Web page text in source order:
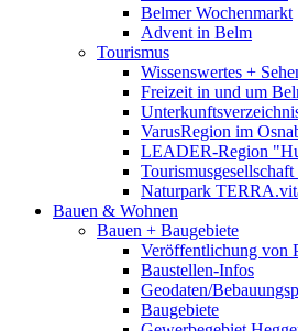
Belmer Wochenmarkt
Advent in Belm
Tourismus
Wissenswertes +
Freizeit in und um
VarusRegion im
LEADER-Region
Naturpark
Bauen & Wohnen
Bauen + Baugebiete
Veröffentlichung von
Baustellen-Infos
Geodaten/
Baugebiete